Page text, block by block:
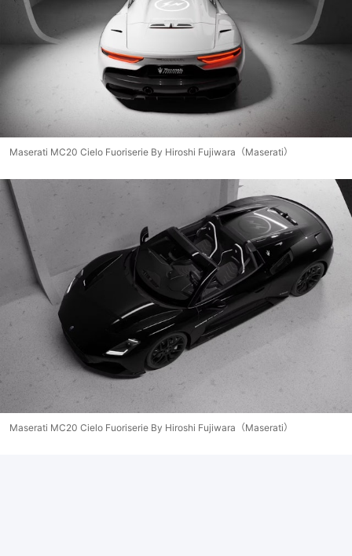
Maserati MC20 Cielo Fuoriserie By Hiroshi Fujiwara（Maserati）
Maserati MC20 Cielo Fuoriserie By Hiroshi Fujiwara（Maserati）